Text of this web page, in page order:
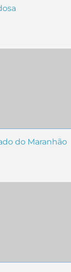
do Maranhão